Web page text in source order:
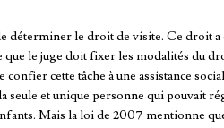
déterminer le droit de visite. Ce droit
le juge doit fixer les modalités du
confier cette tâche à une assistance
seule et unique personne qui pouvait
Mais la loi de 2007 mentionne